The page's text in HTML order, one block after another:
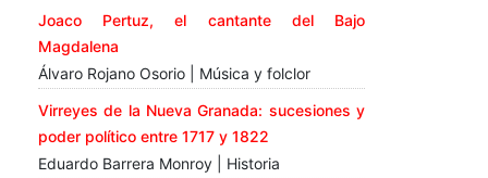
Joaco Pertuz, el cantante del Bajo
Magdalena
Álvaro Rojano Osorio | Música y folclor
Virreyes de la Nueva Granada: sucesiones y
poder político entre 1717 y 1822
Eduardo Barrera Monroy | Historia